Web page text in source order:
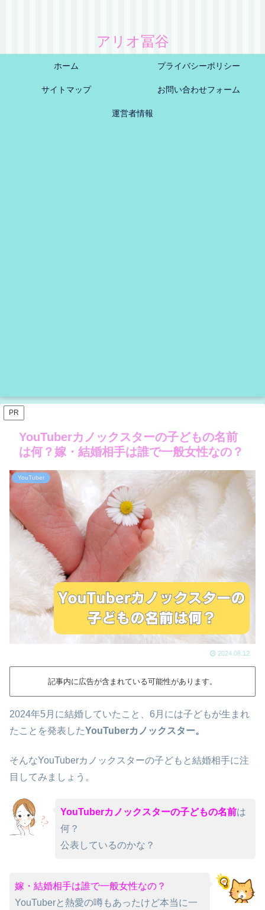
アリオ冨谷
ホーム プライバシーポリシー
サイトマップ お問い合わせフォーム
運営者情報
PR
YouTuberカノックスターの子どもの名前
は何？嫁・結婚相手は誰で一般女性なの？
YouTuber
2024.08.12
記事内に広告が含まれている可能性があります。
2024年5月に結婚していたこと、6月には子どもが生まれ
たことを発表したYouTuberカノックスター。
そんなYouTuberカノックスターの子どもと結婚相手に注
目してみましょう。
YouTuberカノックスターの子どもの名前は
何？
公表しているのかな？
嫁・結婚相手は誰で一般女性なの？
YouTuberと熱愛の噂もあったけど本当に一